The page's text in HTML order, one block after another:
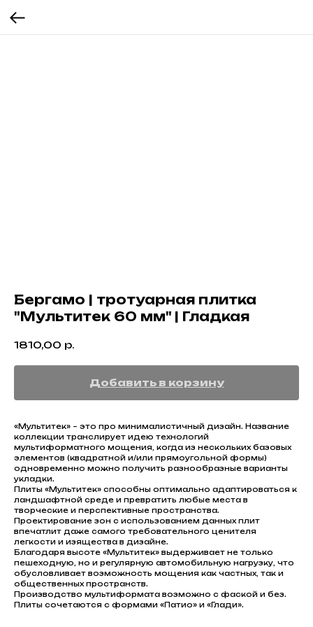
Бергамо | тротуарная плитка
"Мультитек 60 мм" | Гладкая
1810,00 р.
Добавить в корзину
«Мультитек» – это про минималистичный дизайн. Название
коллекции транслирует идею технологий
мультиформатного мощения, когда из нескольких базовых
элементов (квадратной и/или прямоугольной формы)
одновременно можно получить разнообразные варианты
укладки.
Плиты «Мультитек» способны оптимально адаптироваться к
ландшафтной среде и превратить любые места в
творческие и перспективные пространства.
Проектирование зон с использованием данных плит
впечатлит даже самого требовательного ценителя
легкости и изящества в дизайне.
Благодаря высоте «Мультитек» выдерживает не только
пешеходную, но и регулярную автомобильную нагрузку, что
обусловливает возможность мощения как частных, так и
общественных пространств.
Производство мультиформата возможно с фаской и без.
Плиты сочетаются с формами «Патио» и «Глади».